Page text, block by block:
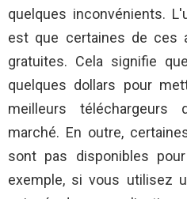
quelques inconvénients.
est que certaines de ces
gratuites. Cela signifie
quelques dollars pour
meilleurs
marché. En outre,
sont pas disponibles
exemple, si vous utilisez